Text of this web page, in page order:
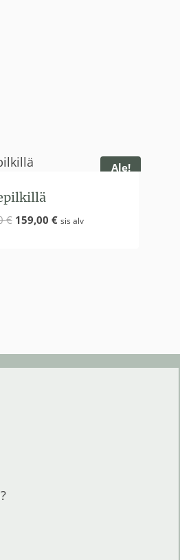
Ale!
€ Alkuperäinen
159,00 €Nykyinen
sis alv